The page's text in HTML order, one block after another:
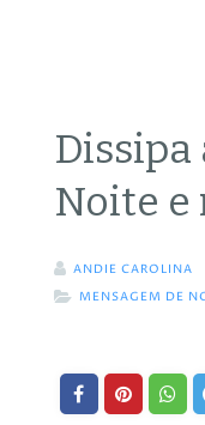
Dissipa
Noite e
ANDIE CAROLINA
MENSAGEM DE